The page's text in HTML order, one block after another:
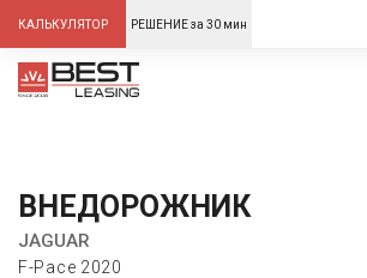
КАЛЬКУЛЯТОР РЕШЕНИЕ за 30 мин
ВНЕДОРОЖНИК
JAGUAR
F-Pace 2020